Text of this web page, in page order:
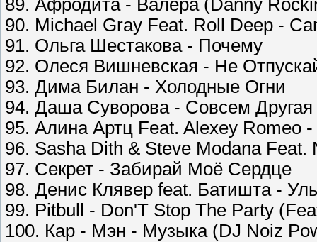
89. Афродита - Валера (Danny
90. Michael Gray Feat. Roll Deep -
91. Ольга Шестакова - Почему
92. Олеся Вишневская - Не
93. Дима Билан - Холодные Огни
94. Даша Суворова - Совсем
95. Алина Артц Feat. Alexey Romeo
96. Sasha Dith & Steve Modana Feat.
97. Секрет - Забирай Моё Сердце
98. Денис Клявер feat. Батишта -
99. Pitbull - Don'T Stop The Party
100. Кар - Мэн - Музыка (DJ Noiz